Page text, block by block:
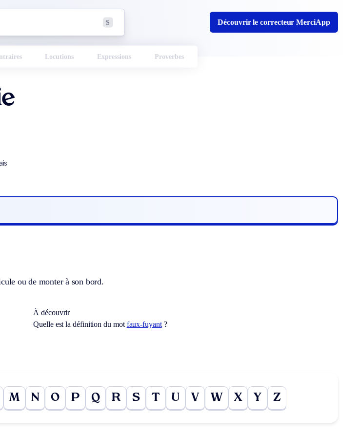
S Découvrir le correcteur MerciApp
Locutions Expressions Proverbes
ou de monter à son bord.
À découvrir
Quelle est la définition du mot faux-fuyant?
M N O P Q R S T U V W X Y Z